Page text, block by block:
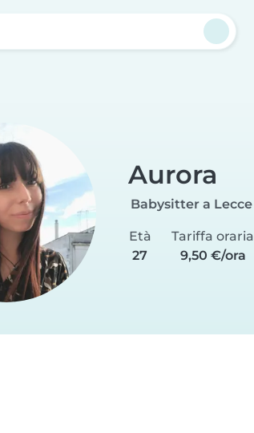
Aurora
Babysitter a Lecce
Età
27
Tariffa oraria
9,50 €/ora